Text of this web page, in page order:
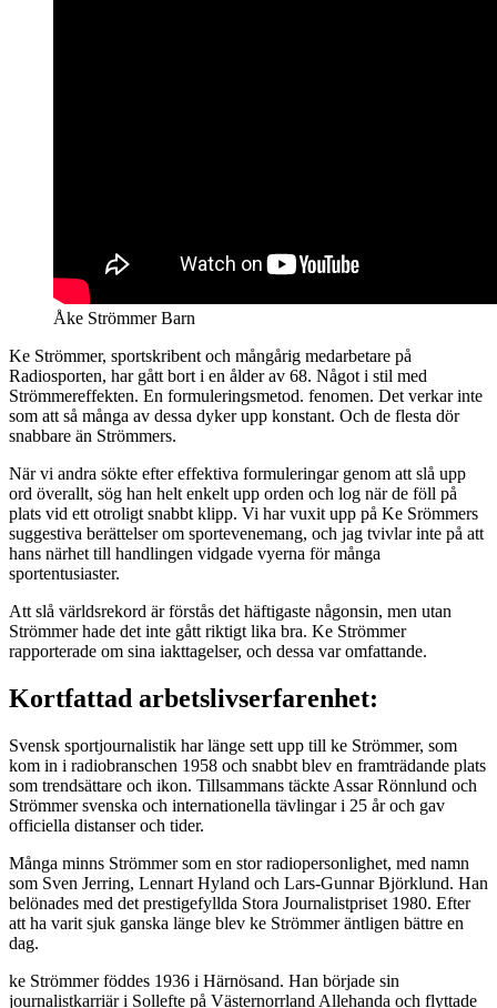
Åke Strömmer Barn
Ke Strömmer, sportskribent och mångårig medarbetare på
Radiosporten, har gått bort i en ålder av 68. Något i stil med
Strömmereffekten. En formuleringsmetod. fenomen. Det verkar inte
som att så många av dessa dyker upp konstant. Och de flesta dör
snabbare än Strömmers.
När vi andra sökte efter effektiva formuleringar genom att slå upp
ord överallt, sög han helt enkelt upp orden och log när de föll på
plats vid ett otroligt snabbt klipp. Vi har vuxit upp på Ke Srömmers
suggestiva berättelser om sportevenemang, och jag tvivlar inte på att
hans närhet till handlingen vidgade vyerna för många
sportentusiaster.
Att slå världsrekord är förstås det häftigaste någonsin, men utan
Strömmer hade det inte gått riktigt lika bra. Ke Strömmer
rapporterade om sina iakttagelser, och dessa var omfattande.
Kortfattad arbetslivserfarenhet:
Svensk sportjournalistik har länge sett upp till ke Strömmer, som
kom in i radiobranschen 1958 och snabbt blev en framträdande plats
som trendsättare och ikon. Tillsammans täckte Assar Rönnlund och
Strömmer svenska och internationella tävlingar i 25 år och gav
officiella distanser och tider.
Många minns Strömmer som en stor radiopersonlighet, med namn
som Sven Jerring, Lennart Hyland och Lars-Gunnar Björklund. Han
belönades med det prestigefyllda Stora Journalistpriset 1980. Efter
att ha varit sjuk ganska länge blev ke Strömmer äntligen bättre en
dag.
ke Strömmer föddes 1936 i Härnösand. Han började sin
journalistkarriär i Sollefte på Västernorrland Allehanda och flyttade